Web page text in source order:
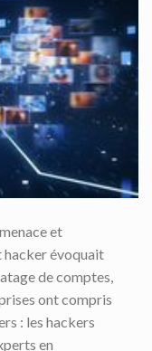
et
hacker évoquait
de comptes,
ont compris
: les hackers
en